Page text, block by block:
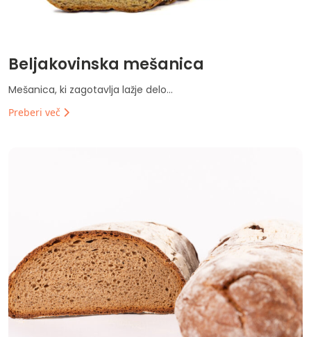
Beljakovinska mešanica
Mešanica, ki zagotavlja lažje delo...
Preberi več